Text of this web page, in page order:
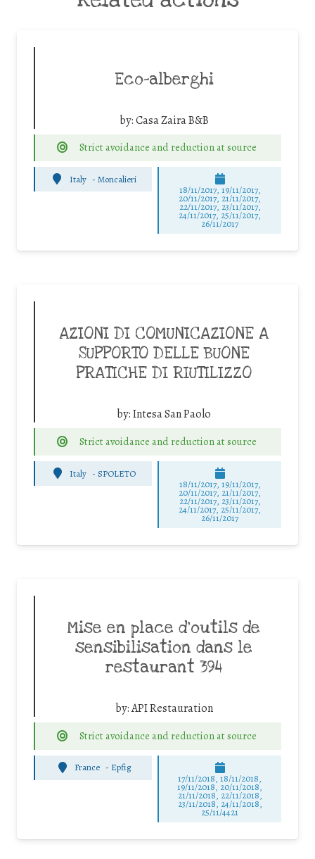
Eco-alberghi
by:Casa Zaira B&B
Strict avoidance and reduction at source
Italy - Moncalieri
18/11/2017, 19/11/2017,
20/11/2017, 21/11/2017,
22/11/2017, 23/11/2017,
24/11/2017, 25/11/2017,
26/11/2017
AZIONI DI COMUNICAZIONE A
SUPPORTO DELLE BUONE
PRATICHE DI RIUTILIZZO
by:Intesa San Paolo
Strict avoidance and reduction at source
Italy -SPOLETO
18/11/2017, 19/11/2017,
20/11/2017, 21/11/2017,
22/11/2017, 23/11/2017,
24/11/2017, 25/11/2017,
26/11/2017
Mise en place d’outils de
sensibilisation dans le
restaurant 394
by:API Restauration
Strict avoidance and reduction at source
France - Epfig
17/11/2018, 18/11/2018,
19/11/2018, 20/11/2018,
21/11/2018, 22/11/2018,
23/11/2018, 24/11/2018,
25/11/4421